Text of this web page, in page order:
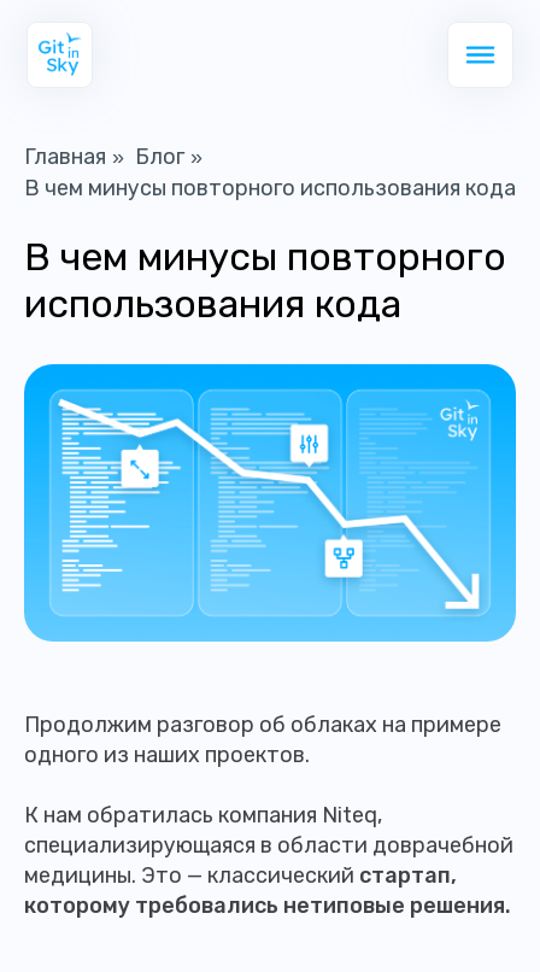
Главная » Блог »
В чем минусы повторного использования кода
В чем минусы повторного
использования кода
Продолжим разговор об облаках на примере
одного из наших проектов.
К нам обратилась компания Niteq,
специализирующаяся в области доврачебной
медицины. Это — классический стартап,
которому требовались нетиповые решения.